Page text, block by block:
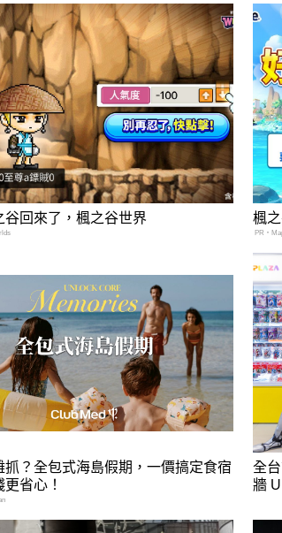
谷回來了，楓之谷世界 楓
PR・
抓？全包式海島假期，一價搞定食宿
省心！
全
牆